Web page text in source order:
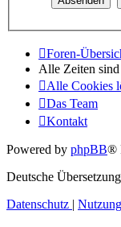
Foren-
Alle Zeiten sind
Alle Cookies
Das Team
Kontakt
Powered by phpBB®
Deutsche
Datenschutz |